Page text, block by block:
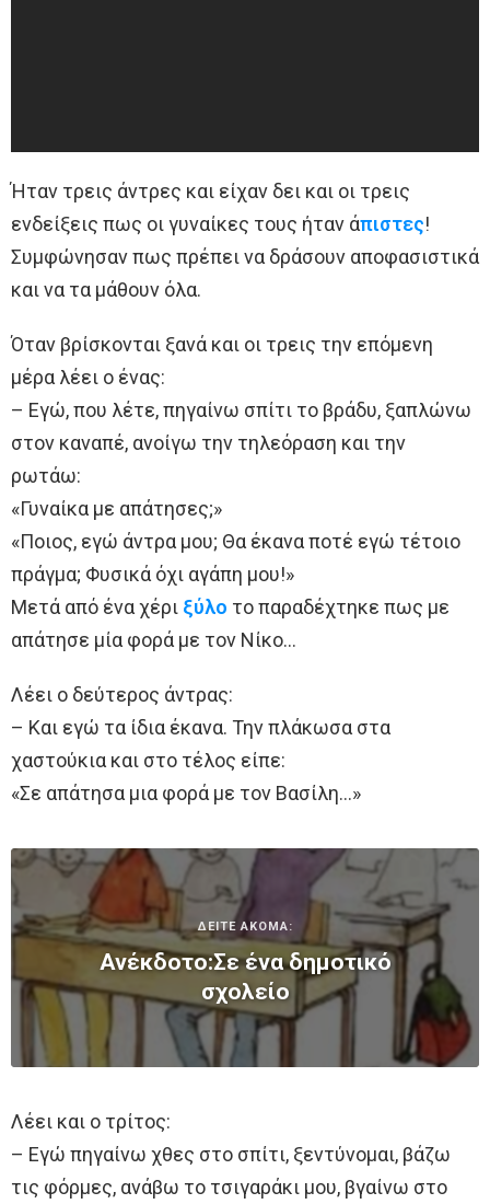
Ήταν τρεις άντρες και είχαν δει και οι τρεις
ενδείξεις πως οι γυναίκες τους ήταν άπιστες!
Συμφώνησαν πως πρέπει να δράσουν αποφασιστικά
και να τα μάθουν όλα.
Όταν βρίσκονται ξανά και οι τρεις την επόμενη
μέρα λέει ο ένας:
– Εγώ, που λέτε, πηγαίνω σπίτι το βράδυ, ξαπλώνω
στον καναπέ, ανοίγω την τηλεόραση και την
ρωτάω:
«Γυναίκα με απάτησες;»
«Ποιος, εγώ άντρα μου; Θα έκανα ποτέ εγώ τέτοιο
πράγμα; Φυσικά όχι αγάπη μου!»
Μετά από ένα χέρι ξύλο το παραδέχτηκε πως με
απάτησε μία φορά με τον Νίκο…
Λέει ο δεύτερος άντρας:
– Και εγώ τα ίδια έκανα. Την πλάκωσα στα
χαστούκια και στο τέλος είπε:
«Σε απάτησα μια φορά με τον Βασίλη…»
ΔΕΙΤΕ ΑΚΟΜΑ:
Ανέκδοτο:Σε ένα δημοτικό
σχολείο
Λέει και ο τρίτος:
– Εγώ πηγαίνω χθες στο σπίτι, ξεντύνομαι, βάζω
τις φόρμες, ανάβω το τσιγαράκι μου, βγαίνω στο